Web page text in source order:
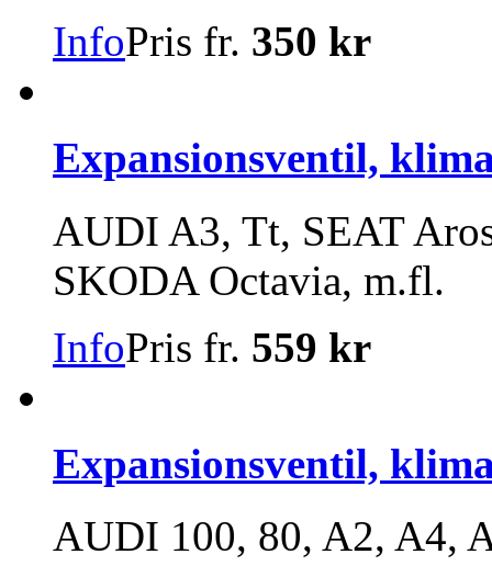
InfoPris fr. 350 kr
Expansionsventil,
AUDI A3, Tt, SEAT
SKODA Octavia, m.fl.
InfoPris fr. 559 kr
Expansionsventil,
AUDI 100, 80, A2, A4,